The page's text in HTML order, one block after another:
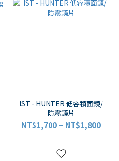
IST - HUNTER 低容積面鏡/
防霧鏡片
NT$1,700 ~ NT$1,800